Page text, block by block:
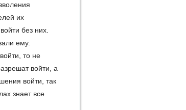
их
без них.
ему.
то не
войти, а
войти, так
знает все